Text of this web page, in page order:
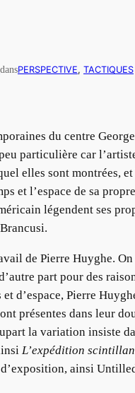
dansPERSPECTIVE, TACTIQUES
du centre
particulière car
elles sont montrées,
et l’espace de sa
légendent ses
de Pierre Huyghe.
part pour des
d’espace, Pierre
présentes dans leur
la variation insiste
L’expédition
ainsi